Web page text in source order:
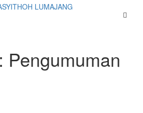
Pengumuman